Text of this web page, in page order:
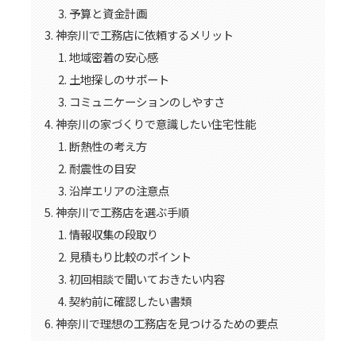
予算と資金計画
神奈川で工務店に依頼するメリット
地域密着の安心感
土地探しのサポート
コミュニケーションのしやすさ
神奈川の家づくりで意識したい住宅性能
断熱性の考え方
耐震性の目安
沿岸エリアの注意点
神奈川で工務店を選ぶ手順
情報収集の段取り
見積もり比較のポイント
初回相談で聞いておきたい内容
契約前に確認したい書類
神奈川で理想の工務店を見つけるための要点